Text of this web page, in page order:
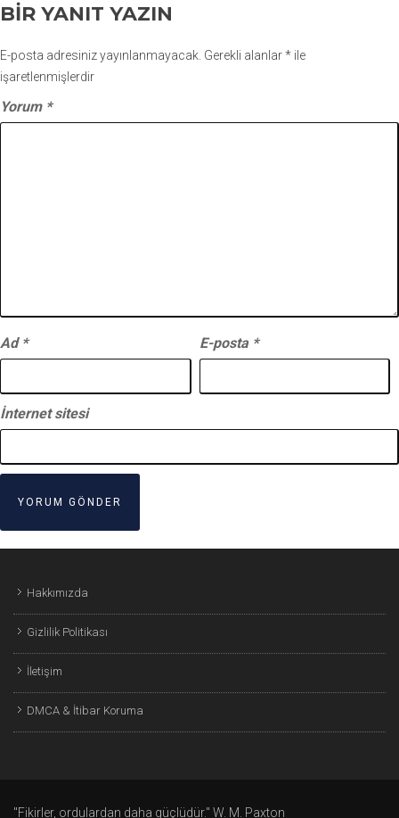
BIR YANIT YAZIN
E-posta adresiniz yayınlanmayacak. Gerekli alanlar* ile
işaretlenmişlerdir
Yorum *
Ad * E-posta *
İnternet sitesi
Hakkımızda
Gizlilik Politikası
İletişim
DMCA & İtibar Koruma
"Fikirler, ordulardan daha güçlüdür." W. M. Paxton